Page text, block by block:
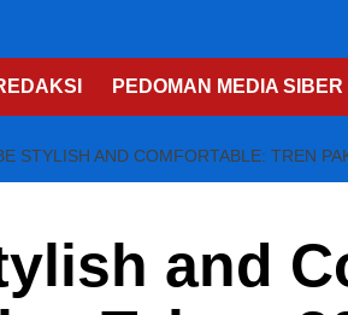
PEDOMAN MEDIA SIBER
STYLISH AND COMFORTABLE: TREN
and